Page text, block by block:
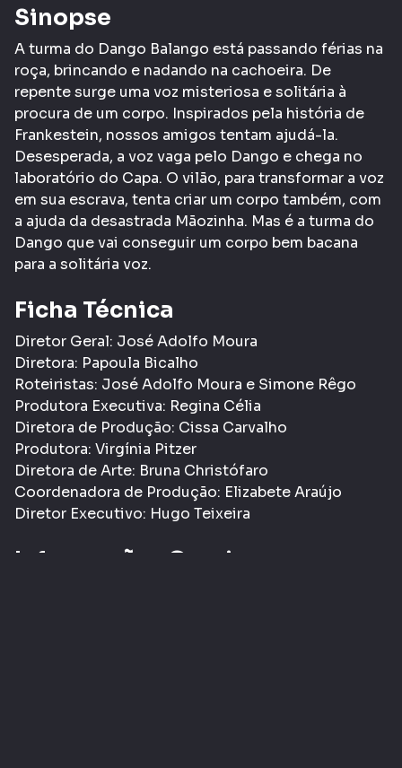
Sinopse
A turma do Dango Balango está passando férias na
roça, brincando e nadando na cachoeira. De
repente surge uma voz misteriosa e solitária à
procura de um corpo. Inspirados pela história de
Frankestein, nossos amigos tentam ajudá-la.
Desesperada, a voz vaga pelo Dango e chega no
laboratório do Capa. O vilão, para transformar a voz
em sua escrava, tenta criar um corpo também, com
a ajuda da desastrada Mãozinha. Mas é a turma do
Dango que vai conseguir um corpo bem bacana
para a solitária voz.
Ficha Técnica
Diretor Geral: José Adolfo Moura
Diretora: Papoula Bicalho
Roteiristas: José Adolfo Moura e Simone Rêgo
Produtora Executiva: Regina Célia
Diretora de Produção: Cissa Carvalho
Produtora: Virgínia Pitzer
Diretora de Arte: Bruna Christófaro
Coordenadora de Produção: Elizabete Araújo
Diretor Executivo: Hugo Teixeira
Informações Gerais